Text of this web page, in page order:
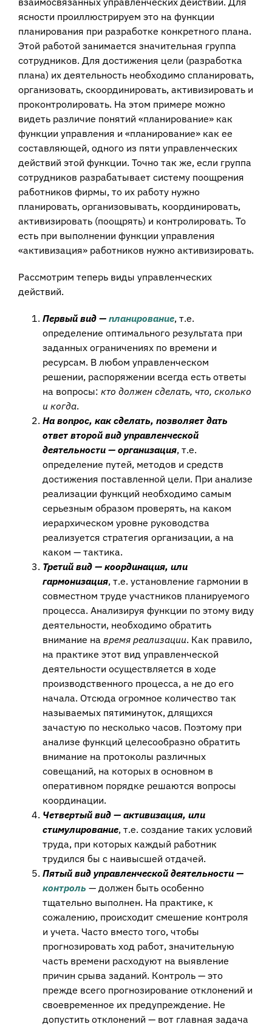
ясности проиллюстрируем это на функции
планирования при разработке конкретного плана.
Этой работой занимается значительная группа
сотрудников. Для достижения цели (разработка
плана) их деятельность необходимо спланировать,
организовать, скоординировать, активизировать и
проконтролировать. На этом примере можно
видеть различие понятий «планирование» как
функции управления и «планирование» как ее
составляющей, одного из пяти управленческих
действий этой функции. Точно так же, если группа
сотрудников разрабатывает систему поощрения
работников фирмы, то их работу нужно
планировать, организовывать, координировать,
активизировать (поощрять) и контролировать. То
есть при выполнении функции управления
«активизация» работников нужно активизировать.
Рассмотрим теперь виды управленческих
действий.
Первый вид — планирование, т.е.
определение оптимального результата при
заданных ограничениях по времени и
ресурсам. В любом управленческом
решении, распоряжении всегда есть ответы
на вопросы: кто должен сделать, что, сколько
и когда.
На вопрос, как сделать, позволяет дать
ответ второй вид управленческой
деятельности — организация, т.е.
определение путей, методов и средств
достижения поставленной цели. При анализе
реализации функций необходимо самым
серьезным образом проверять, на каком
иерархическом уровне руководства
реализуется стратегия организации, а на
каком — тактика.
Третий вид — координация, или
гармонизация, т.е. установление гармонии в
совместном труде участников планируемого
процесса. Анализируя функции по этому виду
деятельности, необходимо обратить
внимание на время реализации. Как правило,
на практике этот вид управленческой
деятельности осуществляется в ходе
производственного процесса, а не до его
начала. Отсюда огромное количество так
называемых пятиминуток, длящихся
зачастую по несколько часов. Поэтому при
анализе функций целесообразно обратить
внимание на протоколы различных
совещаний, на которых в основном в
оперативном порядке решаются вопросы
координации.
Четвертый вид — активизация, или
стимулирование, т.е. создание таких условий
труда, при которых каждый работник
трудился бы с наивысшей отдачей.
Пятый вид управленческой деятельности —
контроль — должен быть особенно
тщательно выполнен. На практике, к
сожалению, происходит смешение контроля
и учета. Часто вместо того, чтобы
прогнозировать ход работ, значительную
часть времени расходуют на выявление
причин срыва заданий. Контроль — это
прежде всего прогнозирование отклонений и
своевременное их предупреждение. Не
допустить отклонений — вот главная задача